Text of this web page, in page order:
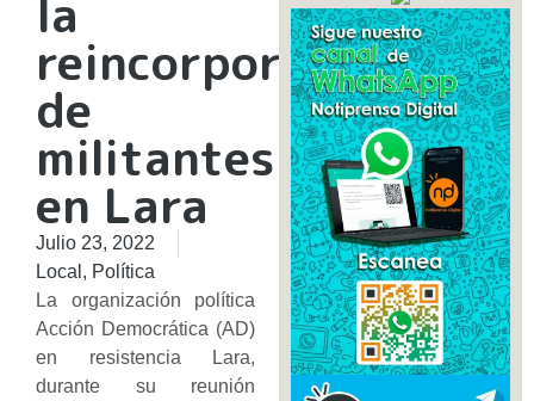
la
reincorporación
de
militantes
en Lara
Julio 23, 2022
Local , Política
La organización política
Acción Democrática (AD)
en resistencia Lara,
durante su reunión